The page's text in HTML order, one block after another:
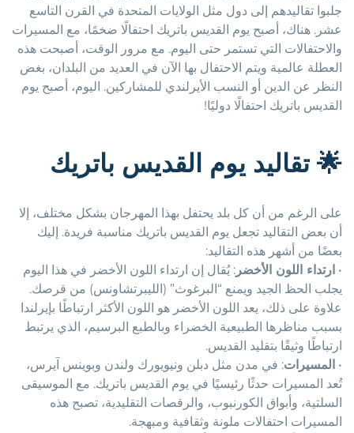
جلبوا تقاليدهم إلى دول مثل الولايات المتحدة في القرن التاسع
عشر. هناك، أصبح يوم القديس باتريك احتفالًا ضخمًا، مع المسيرات
والاحتفالات التي تستمر حتى اليوم. مع مرور الوقت، أصبحت هذه
العطلة عالمية ويتم الاحتفال بها الآن في العديد من البلدان، بغض
النظر عن الدين أو النسب الأيرلندي للمشاركين. اليوم، أصبح يوم
القديس باتريك احتفالًا دوليًا!
🌟 تقاليد يوم القديس باتريك
على الرغم من أن كل بلد يحتفل بهذا المهرجان بشكل مختلف، إلا
أن بعض التقاليد تجعل يوم القديس باتريك مناسبة فريدة. إليك
بعضًا من أشهر هذه التقاليد:
• ارتداء اللون الأخضر : يُقال إن ارتداء اللون الأخضر في هذا اليوم
يجلب الحظ الجيد ويمنع “البرغوث” (الليبرتشاونس) من قرصك.
علاوة على ذلك، يعد اللون الأخضر هو اللون الأكثر ارتباطًا بإيرلندا
بسبب مناظرها الطبيعية الخضراء وبالطبع البرسيم، الذي يرتبط
ارتباطًا وثيقًا بتقليد القديس.
• المسيرات: في مدن مثل دبلن ونيويورك ولندن وبوينس آيرس،
تُعد المسيرات حدثًا رئيسيًا في يوم القديس باتريك. مع الموسيقى
السلتية، وأبواق الكورنبوب، والرقصات التقليدية، تصبح هذه
المسيرات احتفالات ملونة وثقافية ومبهجة.